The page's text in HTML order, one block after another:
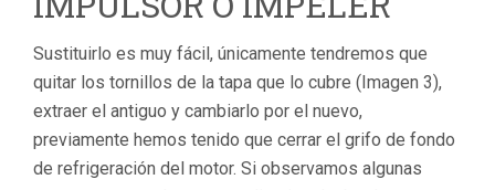
Sustituirlo es muy fácil, únicamente tendremos que
quitar los tornillos de la tapa que lo cubre (Imagen 3),
extraer el antiguo y cambiarlo por el nuevo,
previamente hemos tenido que cerrar el grifo de fondo
de refrigeración del motor. Si observamos algunas